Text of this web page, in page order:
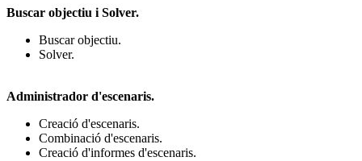
Buscar objectiu i Solver.
Buscar objectiu.
Solver.
Administrador d'escenaris.
Creació d'escenaris.
Combinació d'escenaris.
Creació d'informes d'escenaris.